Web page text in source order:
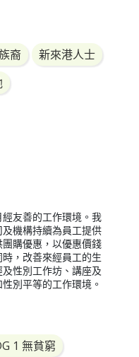
裔
新來港人士
經友善的工作環境。我
機構持續為員工提供
購優惠，以優惠價錢
，改善來經員工的生
性別工作坊、講座及
別平等的工作環境。
1 無貧窮